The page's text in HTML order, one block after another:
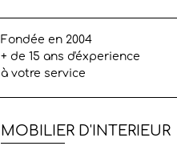
Fondée en 2004
+ de 15 ans d'éxperience
à votre service
MOBILIER D'INTERIEUR